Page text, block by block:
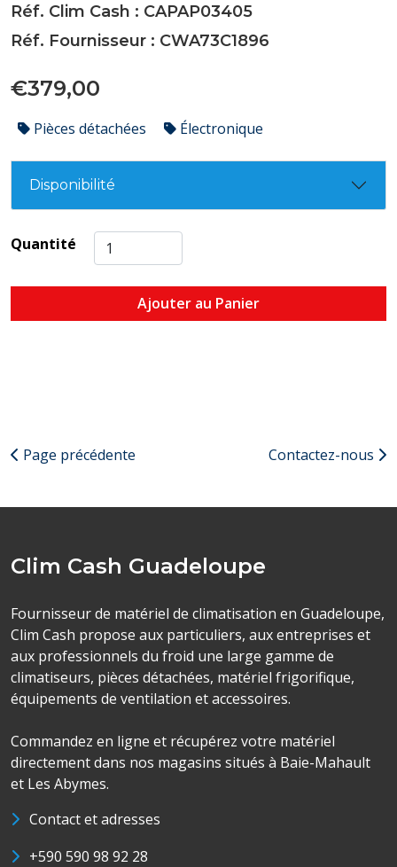
Réf. Clim Cash : CAPAP03405
Réf. Fournisseur : CWA73C1896
€379,00
Pièces détachées Électronique
Disponibilité
Quantité
Ajouter au Panier
Page précédente Contactez-nous
Clim Cash Guadeloupe
Fournisseur de matériel de climatisation en Guadeloupe,
Clim Cash propose aux particuliers, aux entreprises et
aux professionnels du froid une large gamme de
climatiseurs, pièces détachées, matériel frigorifique,
équipements de ventilation et accessoires.
Commandez en ligne et récupérez votre matériel
directement dans nos magasins situés à Baie-Mahault
et Les Abymes.
Contact et adresses
+590 590 98 92 28